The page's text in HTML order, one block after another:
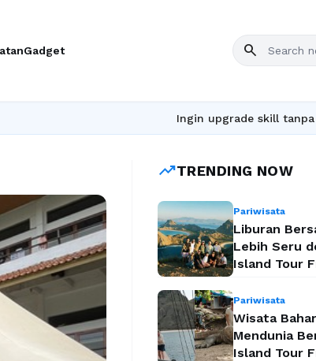
Gadget search
Ingin upgrade skill tanpa ribet?
trending_upTRENDING NOW
Pariwisata
Liburan
Lebih Seru
Island Tour
Pariwisata
Wisata
Mendunia
Island Tour